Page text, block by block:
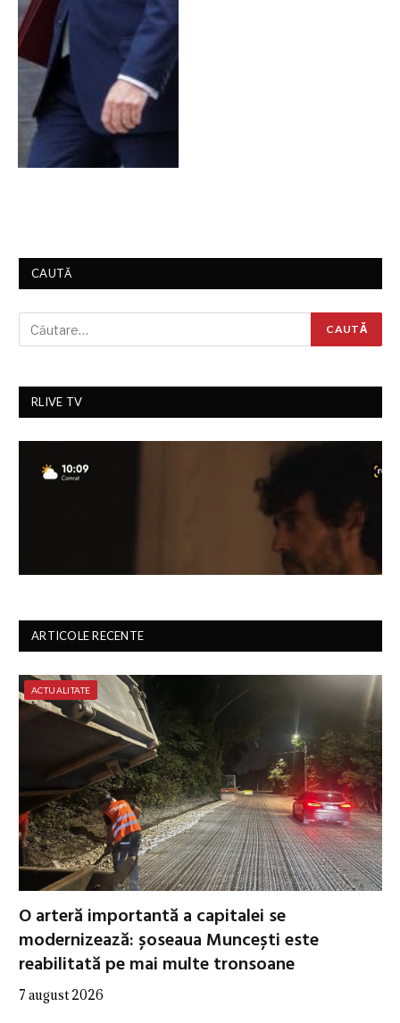
CAUTĂ
RLIVE TV
ARTICOLE RECENTE
ACTUALITATE
O arteră importantă a capitalei se
modernizează: șoseaua Muncești este
reabilitată pe mai multe tronsoane
7 august 2026